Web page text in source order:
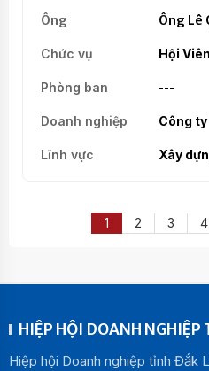
Ông Lê
Hội Viên
---
Công
Xây
1 2 3 4
HIỆP HỘI DOANH
Hiệp hội Doanh nghiệp tỉnh Đắk